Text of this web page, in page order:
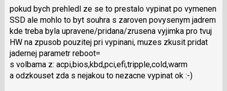
názor
pokud bych prehledl ze se to prestalo vypinat po vymenen
SSD ale mohlo to byt souhra s zaroven povysenym jadrem
kde treba byla upravene/prida­na/zrusena vyjimka pro tvuj
HW na zpusob pouzitej pri vypinani, muzes zkusit pridat
jadernej parametr reboot=
s volbama z: acpi,bios,kbd,pci,e­fi,tripple,col­d,warm
a odzkouset zda s nejakou to nezacne vypinat ok :-)